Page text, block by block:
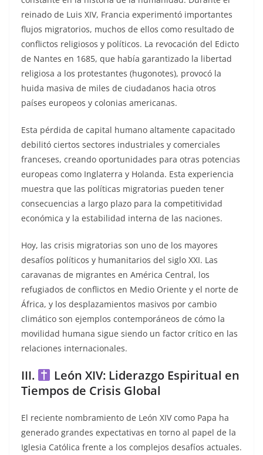
reinado de Luis XIV, Francia experimentó importantes
flujos migratorios, muchos de ellos como resultado de
conflictos religiosos y políticos. La revocación del Edicto
de Nantes en 1685, que había garantizado la libertad
religiosa a los protestantes (hugonotes), provocó la
huida masiva de miles de ciudadanos hacia otros
países europeos y colonias americanas.
Esta pérdida de capital humano altamente capacitado
debilitó ciertos sectores industriales y comerciales
franceses, creando oportunidades para otras potencias
europeas como Inglaterra y Holanda. Esta experiencia
muestra que las políticas migratorias pueden tener
consecuencias a largo plazo para la competitividad
económica y la estabilidad interna de las naciones.
Hoy, las crisis migratorias son uno de los mayores
desafíos políticos y humanitarios del siglo XXI. Las
caravanas de migrantes en América Central, los
refugiados de conflictos en Medio Oriente y el norte de
África, y los desplazamientos masivos por cambio
climático son ejemplos contemporáneos de cómo la
movilidad humana sigue siendo un factor crítico en las
relaciones internacionales.
III.
León XIV: Liderazgo Espiritual en
Tiempos de Crisis Global
El reciente nombramiento de León XIV como Papa ha
generado grandes expectativas en torno al papel de la
Iglesia Católica frente a los complejos desafíos actuales.